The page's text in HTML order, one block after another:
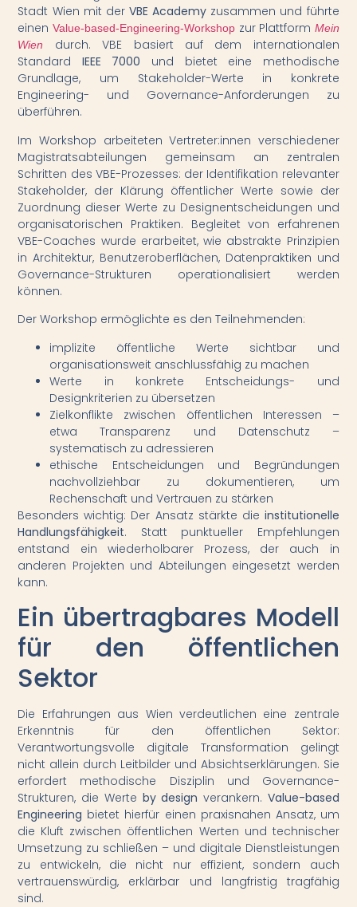
Stadt Wien mit der VBE Academy zusammen und führte
einen Value-based-Engineering-Workshopzur Plattform Mein
Wien
durch. VBE basiert auf dem internationalen
Standard IEEE 7000 und bietet eine methodische
Grundlage, um Stakeholder-Werte in konkrete
Engineering- und Governance-Anforderungen zu
überführen.
Im Workshop arbeiteten Vertreter:innen verschiedener
Magistratsabteilungen gemeinsam an zentralen
Schritten des VBE-Prozesses: der Identifikation relevanter
Stakeholder, der Klärung öffentlicher Werte sowie der
Zuordnung dieser Werte zu Designentscheidungen und
organisatorischen Praktiken. Begleitet von erfahrenen
VBE-Coaches wurde erarbeitet, wie abstrakte Prinzipien
in Architektur, Benutzeroberflächen, Datenpraktiken und
Governance-Strukturen operationalisiert werden
können.
Der Workshop ermöglichte es den Teilnehmenden:
implizite öffentliche Werte sichtbar und
organisationsweit anschlussfähig zu machen
Werte in konkrete Entscheidungs- und
Designkriterien zu übersetzen
Zielkonflikte zwischen öffentlichen Interessen –
etwa Transparenz und Datenschutz –
systematisch zu adressieren
ethische Entscheidungen und Begründungen
nachvollziehbar zu dokumentieren, um
Rechenschaft und Vertrauen zu stärken
Besonders wichtig: Der Ansatz stärkte die institutionelle
Handlungsfähigkeit. Statt punktueller Empfehlungen
entstand ein wiederholbarer Prozess, der auch in
anderen Projekten und Abteilungen eingesetzt werden
kann.
Ein übertragbares Modell
für den öffentlichen
Sektor
Die Erfahrungen aus Wien verdeutlichen eine zentrale
Erkenntnis für den öffentlichen Sektor:
Verantwortungsvolle digitale Transformation gelingt
nicht allein durch Leitbilder und Absichtserklärungen. Sie
erfordert methodische Disziplin und Governance-
Strukturen, die Werte by design verankern. Value-based
Engineering bietet hierfür einen praxisnahen Ansatz, um
die Kluft zwischen öffentlichen Werten und technischer
Umsetzung zu schließen – und digitale Dienstleistungen
zu entwickeln, die nicht nur effizient, sondern auch
vertrauenswürdig, erklärbar und langfristig tragfähig
sind.